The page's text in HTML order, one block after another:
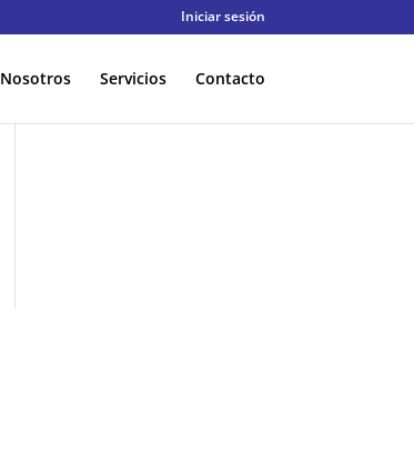
Iniciar sesión
Nosotros Servicios Contacto